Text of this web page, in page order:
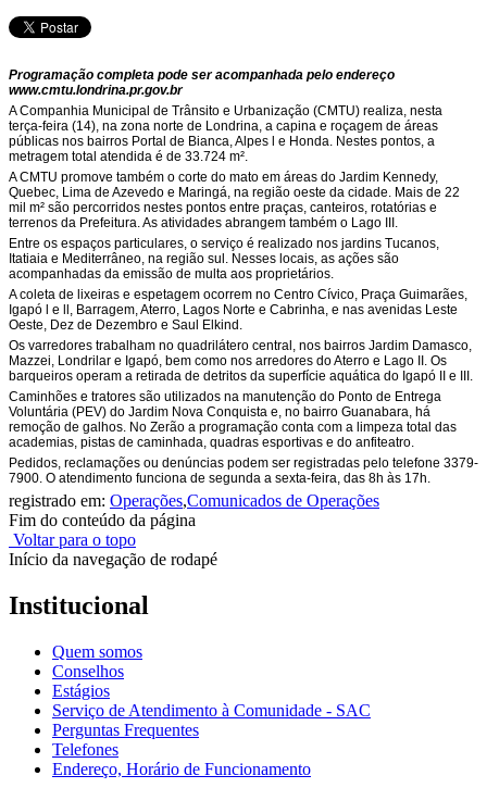
Programação completa pode ser acompanhada pelo endereço
www.cmtu.londrina.pr.gov.br
A Companhia Municipal de Trânsito e Urbanização (CMTU) realiza, nesta
terça-feira (14), na zona norte de Londrina, a capina e roçagem de áreas
públicas nos bairros Portal de Bianca, Alpes l e Honda. Nestes pontos, a
metragem total atendida é de 33.724 m².
A CMTU promove também o corte do mato em áreas do Jardim Kennedy,
Quebec, Lima de Azevedo e Maringá, na região oeste da cidade. Mais de 22
mil m² são percorridos nestes pontos entre praças, canteiros, rotatórias e
terrenos da Prefeitura. As atividades abrangem também o Lago III.
Entre os espaços particulares, o serviço é realizado nos jardins Tucanos,
Itatiaia e Mediterrâneo, na região sul. Nesses locais, as ações são
acompanhadas da emissão de multa aos proprietários.
A coleta de lixeiras e espetagem ocorrem no Centro Cívico, Praça Guimarães,
Igapó l e ll, Barragem, Aterro, Lagos Norte e Cabrinha, e nas avenidas Leste
Oeste, Dez de Dezembro e Saul Elkind.
Os varredores trabalham no quadrilátero central, nos bairros Jardim Damasco,
Mazzei, Londrilar e Igapó, bem como nos arredores do Aterro e Lago II. Os
barqueiros operam a retirada de detritos da superfície aquática do Igapó II e III.
Caminhões e tratores são utilizados na manutenção do Ponto de Entrega
Voluntária (PEV) do Jardim Nova Conquista e, no bairro Guanabara, há
remoção de galhos. No Zerão a programação conta com a limpeza total das
academias, pistas de caminhada, quadras esportivas e do anfiteatro.
Pedidos, reclamações ou denúncias podem ser registradas pelo telefone 3379-
7900. O atendimento funciona de segunda a sexta-feira, das 8h às 17h.
registrado em: Operações,Comunicados de Operações
Fim do conteúdo da página
Voltar para o topo
Início da navegação de rodapé
Institucional
Quem somos
Conselhos
Estágios
Serviço de Atendimento à Comunidade - SAC
Perguntas Frequentes
Telefones
Endereço, Horário de Funcionamento